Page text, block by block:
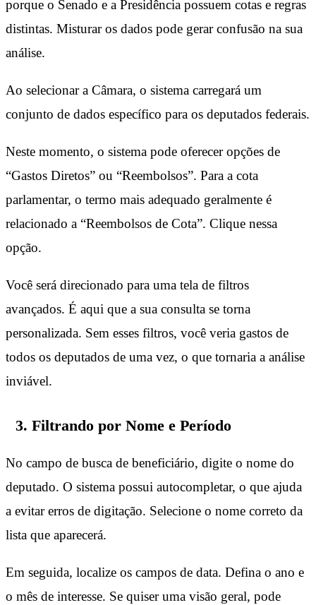
porque o Senado e a Presidência possuem cotas e regras
distintas. Misturar os dados pode gerar confusão na sua
análise.
Ao selecionar a Câmara, o sistema carregará um
conjunto de dados específico para os deputados federais.
Neste momento, o sistema pode oferecer opções de
“Gastos Diretos” ou “Reembolsos”. Para a cota
parlamentar, o termo mais adequado geralmente é
relacionado a “Reembolsos de Cota”. Clique nessa
opção.
Você será direcionado para uma tela de filtros
avançados. É aqui que a sua consulta se torna
personalizada. Sem esses filtros, você veria gastos de
todos os deputados de uma vez, o que tornaria a análise
inviável.
3. Filtrando por Nome e Período
No campo de busca de beneficiário, digite o nome do
deputado. O sistema possui autocompletar, o que ajuda
a evitar erros de digitação. Selecione o nome correto da
lista que aparecerá.
Em seguida, localize os campos de data. Defina o ano e
o mês de interesse. Se quiser uma visão geral, pode